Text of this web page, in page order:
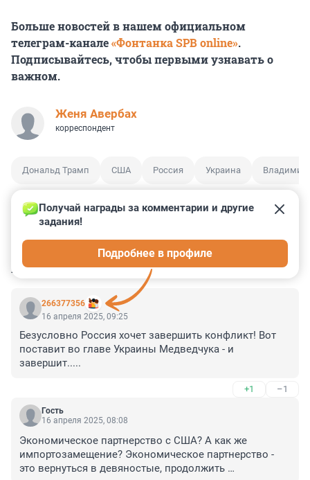
Больше новостей в нашем официальном
телеграм-канале«Фонтанка SPB online».
Подписывайтесь, чтобы первыми узнавать о
важном.
Женя Авербах
корреспондент
Дональд Трамп США Россия Украина Владимир
КОММЕНТАРИИ 52
266377356
Получай награды за комментарии и другие
задания!
Подробнее в профиле
16 апреля 2025, 09:25
Безусловно Россия хочет завершить конфликт! Вот
поставит во главе Украины Медведчука - и
завершит.....
+1 –1
Гость
16 апреля 2025, 08:08
Экономическое партнерство с США? А как же
импортозамещение? Экономическое партнерство -
это вернуться в девяностые, продолжить